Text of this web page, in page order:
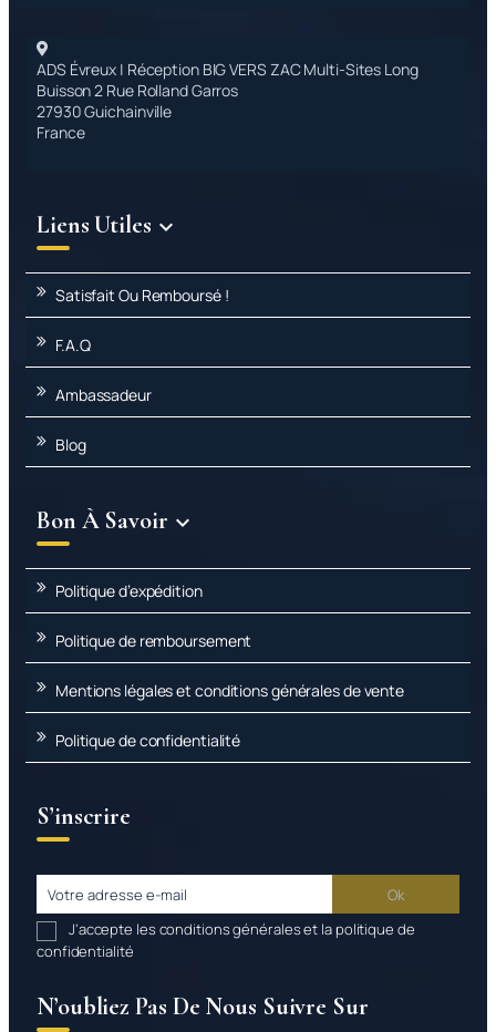
ADS Évreux | Réception BIG VERS ZAC Multi-Sites Long
Buisson 2 Rue Rolland Garros
27930 Guichainville
France
Liens Utiles 
Satisfait Ou Remboursé !
F.A.Q
Ambassadeur
Blog
Bon À Savoir 
Politique d’expédition
Politique de remboursement
Mentions légales et conditions générales de vente
Politique de confidentialité
S’inscrire
J’accepte les conditions générales et la politique de
confidentialité
N’oubliez Pas De Nous Suivre Sur